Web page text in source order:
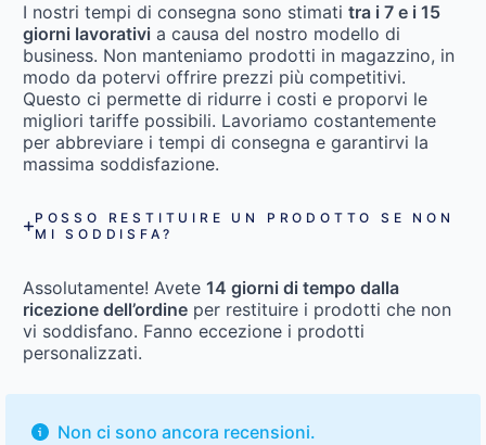
I nostri tempi di consegna sono stimati tra i 7 e i 15
giorni lavorativi a causa del nostro modello di
business. Non manteniamo prodotti in magazzino, in
modo da potervi offrire prezzi più competitivi.
Questo ci permette di ridurre i costi e proporvi le
migliori tariffe possibili. Lavoriamo costantemente
per abbreviare i tempi di consegna e garantirvi la
massima soddisfazione.
POSSO RESTITUIRE UN PRODOTTO SE NON
MI SODDISFA?
Assolutamente! Avete 14 giorni di tempo dalla
ricezione dell’ordine per restituire i prodotti che non
vi soddisfano. Fanno eccezione i prodotti
personalizzati.
Non ci sono ancora recensioni.